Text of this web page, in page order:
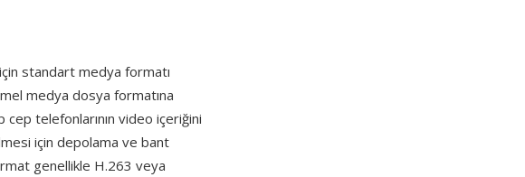
standart medya formatı
medya dosya formatına
telefonlarının video içeriğini
için depolama ve bant
genellikle H.263 veya